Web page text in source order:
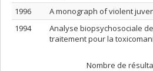
1996
A monograph of violent
1994
Analyse biopsychosociale
traitement pour la
Nombre de